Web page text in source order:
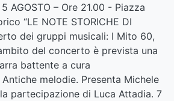
AGOSTO – Ore 21.00 - Piazza
“LE NOTE STORICHE DI
dei gruppi musicali: I Mito 60,
del concerto è prevista una
battente a cura
Antiche melodie. Presenta Michele
partecipazione di Luca Attadia. 7